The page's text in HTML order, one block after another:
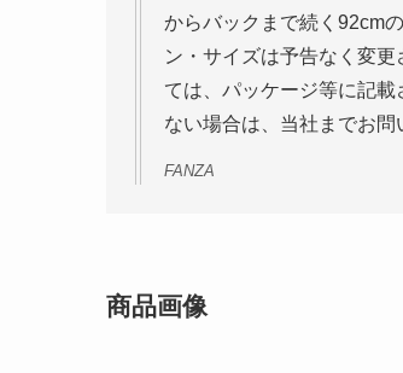
からバックまで続く92cm
ン・サイズは予告なく変
ては、パッケージ等に記
ない場合は、当社までお
FANZA
商品画像